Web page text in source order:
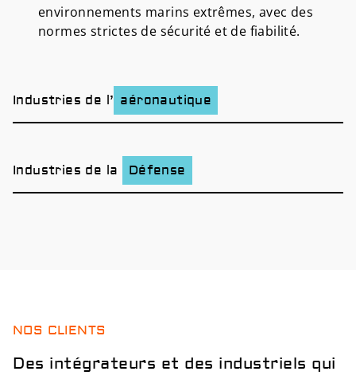
environnements marins extrêmes, avec des
normes strictes de sécurité et de fiabilité.
Industries de l’ aéronautique
Industries de la Défense
NOS CLIENTS
Des intégrateurs et des industriels qui